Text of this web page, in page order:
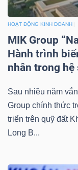
HOẠT ĐỘNG KINH DOANH
MIK Group
Hành trình
nhân trong hệ
Sau nhiều năm
Group chính thức
triển trên quỹ đất
Long B...